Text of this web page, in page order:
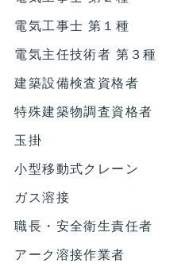
電気工事士 第１種
電気主任技術者 第３種
建築設備検査資格者
特殊建築物調査資格者
玉掛
小型移動式クレーン
ガス溶接
職長・安全衛生責任者
アーク溶接作業者